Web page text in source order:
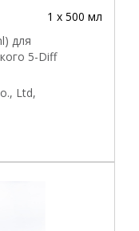
1 х 500 мл
для
5-Diff
Ltd,